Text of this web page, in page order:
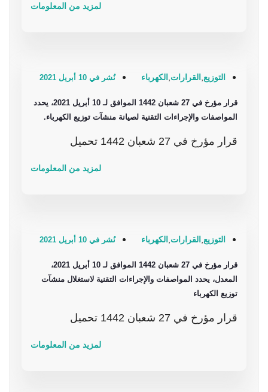
لمزيد من المعلومات
نُشر في 10 أبريل 2021 التوزيع القرارات الكهرباء
قرار مؤرخ في 27 شعبان 1442 الموافق لـ 10 أبريل 2021، يحدد
المواصفات والإجراءات التقنية لصيانة منشآت توزيع الكهرباء.
قرار مؤرخ في 27 شعبان 1442 تحميل
لمزيد من المعلومات
نُشر في 10 أبريل 2021 التوزيع القرارات الكهرباء
قرار مؤرخ في 27 شعبان 1442 الموافق لـ 10 أبريل 2021،
المعدل، يحدد المواصفات والإجراءات التقنية لاستغلال منشآت
توزيع الكهرباء
قرار مؤرخ في 27 شعبان 1442 تحميل
لمزيد من المعلومات